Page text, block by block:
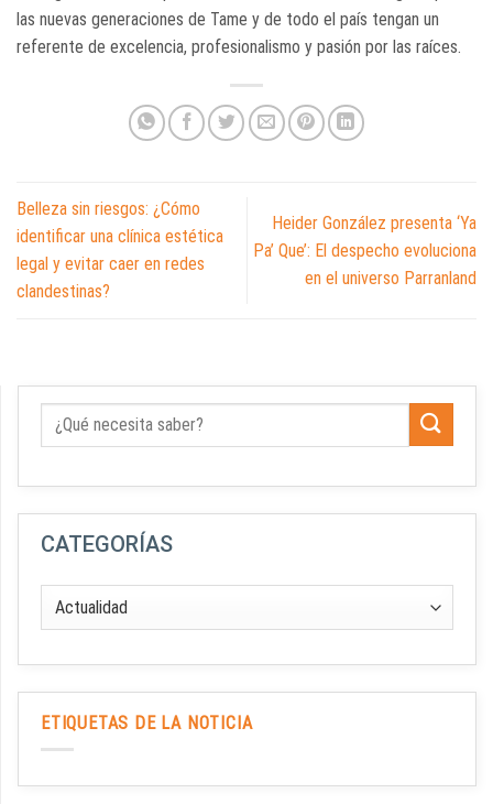
las nuevas generaciones de Tame y de todo el país tengan un
referente de excelencia, profesionalismo y pasión por las raíces.
Belleza sin riesgos: ¿Cómo
identificar una clínica estética
legal y evitar caer en redes
clandestinas?
Heider González presenta ‘Ya
Pa’ Que’: El despecho evoluciona
en el universo Parranland
CATEGORÍAS
ETIQUETAS DE LA NOTICIA